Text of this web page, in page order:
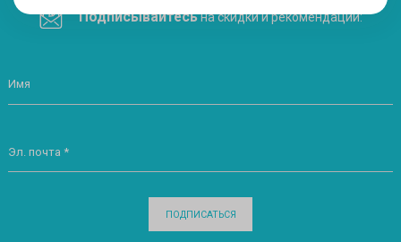
Подписывайтесьна скидки и рекомендации:
Имя
Эл. почта *
ПОДПИСАТЬСЯ